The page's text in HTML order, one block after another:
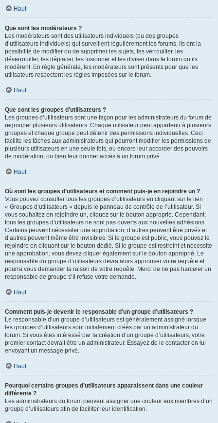
Haut
Que sont les modérateurs ?
Les modérateurs sont des utilisateurs individuels (ou des groupes
d’utilisateurs individuels) qui surveillent régulièrement les forums. Ils ont la
possibilité de modifier ou de supprimer les sujets, les verrouiller, les
déverrouiller, les déplacer, les fusionner et les diviser dans le forum qu’ils
modèrent. En règle générale, les modérateurs sont présents pour que les
utilisateurs respectent les règles imposées sur le forum.
Haut
Que sont les groupes d’utilisateurs ?
Les groupes d’utilisateurs sont une façon pour les administrateurs du forum de
regrouper plusieurs utilisateurs. Chaque utilisateur peut appartenir à plusieurs
groupes et chaque groupe peut détenir des permissions individuelles. Ceci
facilite les tâches aux administrateurs qui pourront modifier les permissions de
plusieurs utilisateurs en une seule fois, ou encore leur accorder des pouvoirs
de modération, ou bien leur donner accès à un forum privé.
Haut
Où sont les groupes d’utilisateurs et comment puis-je en rejoindre un ?
Vous pouvez consulter tous les groupes d’utilisateurs en cliquant sur le lien
« Groupes d’utilisateurs » depuis le panneau de contrôle de l’utilisateur. Si
vous souhaitez en rejoindre un, cliquez sur le bouton approprié. Cependant,
tous les groupes d’utilisateurs ne sont pas ouverts aux nouvelles adhésions.
Certains peuvent nécessiter une approbation, d’autres peuvent être privés et
d’autres peuvent même être invisibles. Si le groupe est public, vous pouvez le
rejoindre en cliquant sur le bouton dédié. Si le groupe est restreint et nécessite
une approbation, vous devez cliquer également sur le bouton approprié. Le
responsable du groupe d’utilisateurs devra alors approuver votre requête et
pourra vous demander la raison de votre requête. Merci de ne pas harceler un
responsable de groupe s’il refuse votre demande.
Haut
Comment puis-je devenir le responsable d’un groupe d’utilisateurs ?
Le responsable d’un groupe d’utilisateurs est généralement assigné lorsque
les groupes d’utilisateurs sont initialement créés par un administrateur du
forum. Si vous êtes intéressé par la création d’un groupe d’utilisateurs, votre
premier contact devrait être un administrateur. Essayez de le contacter en lui
envoyant un message privé.
Haut
Pourquoi certains groupes d’utilisateurs apparaissent dans une couleur
différente ?
Les administrateurs du forum peuvent assigner une couleur aux membres d’un
groupe d’utilisateurs afin de faciliter leur identification.